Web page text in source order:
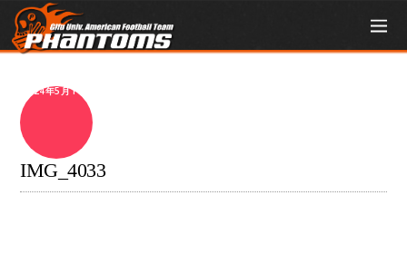
2024年5月14日
IMG_4033